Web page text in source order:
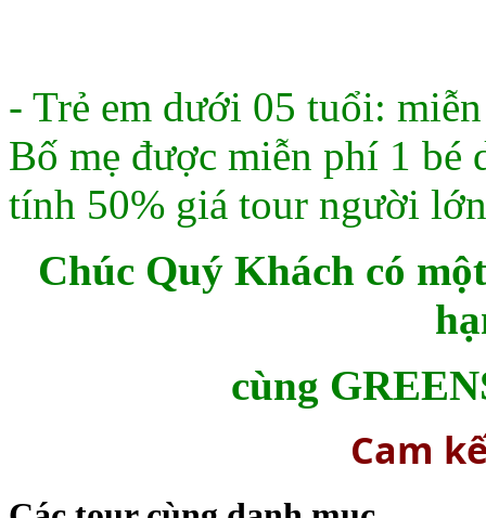
- Trẻ em dưới 05 tuổi:
Bố mẹ được miễn phí 1
tính 50% giá tour người
Chúc Quý Khách có
cùng
Cam